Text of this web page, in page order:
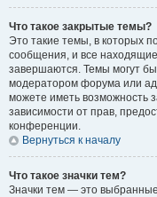
Что такое закрытые темы?
Это такие темы, в которых
сообщения, и все
завершаются. Темы могут
модератором форума или
можете иметь возможность
зависимости от прав,
конференции.
Вернуться к началу
Что такое значки тем?
Значки тем — это